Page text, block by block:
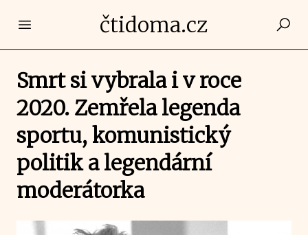
Open main menučtidoma.cz
Smrt si vybrala i v roce
2020. Zemřela legenda
sportu, komunistický
politik a legendární
moderátorka